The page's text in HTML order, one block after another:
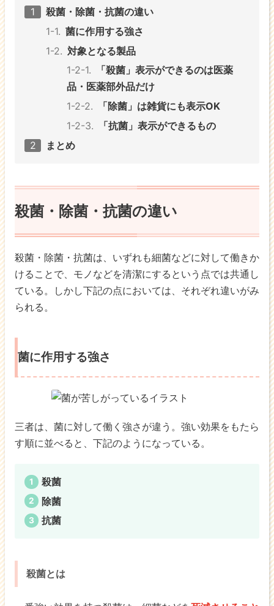
殺菌・除菌・抗菌の違い
菌に作用する強さ
対象となる製品
「殺菌」表示ができるのは医薬
品・医薬部外品だけ
「除菌」は雑貨にも表示OK
「抗菌」表示ができるもの
まとめ
殺菌・除菌・抗菌の違い
殺菌・除菌・抗菌は、いずれも細菌などに対して働きか
けることで、モノなどを清潔にするという点では共通し
ている。しかし下記の点においては、それぞれ違いがみ
られる。
菌に作用する強さ
三者は、菌に対して働く強さが違う。強い効果をもたら
す順に並べると、下記のようになっている。
殺菌
除菌
抗菌
殺菌とは